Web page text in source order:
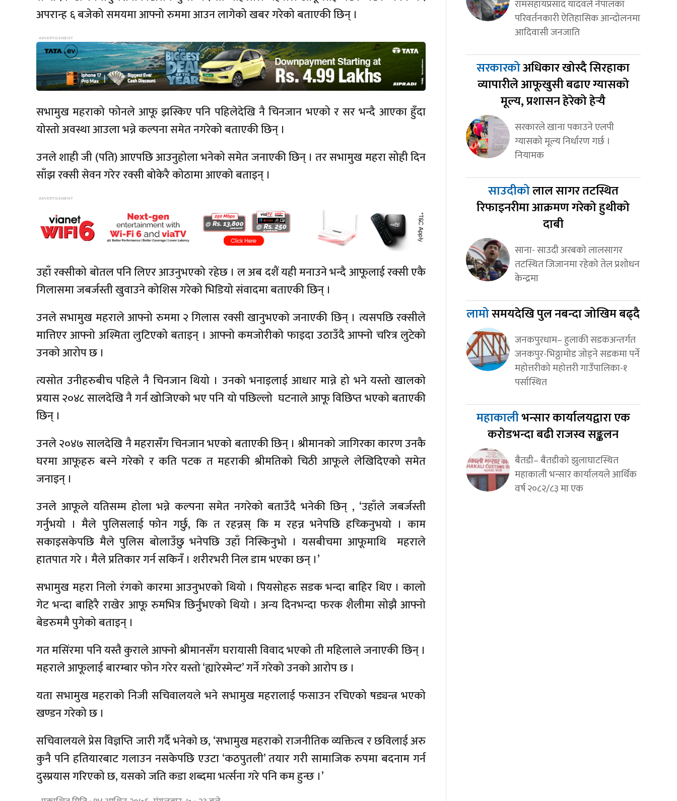
अपरान्ह ६ बजेको समयमा आफ्नो रुममा आउन लागेको खबर गरेको बताएकी छिन् ।
सभामुख महराको फोनले आफू झस्किए पनि पहिलेदेखि नै चिनजान भएको र सर भन्दै आएका हुँदा
योस्तो अवस्था आउला भन्ने कल्पना समेत नगरेको बताएकी छिन् ।
उनले शाही जी (पति) आएपछि आउनुहोला भनेको समेत जनाएकी छिन् । तर सभामुख महरा सोही दिन
साँझ रक्सी सेवन गरेर रक्सी बोकेरै कोठामा आएको बताइन् ।
उहाँ रक्सीको बोतल पनि लिएर आउनुभएको रहेछ । ल अब दशैं यही मनाउने भन्दै आफूलाई रक्सी एकै
गिलासमा जबर्जस्ती खुवाउने कोशिस गरेको भिडियो संवादमा बताएकी छिन् ।
उनले सभामुख महराले आफ्नो रुममा २ गिलास रक्सी खानुभएको जनाएकी छिन् । त्यसपछि रक्सीले
मात्तिएर आफ्नो अश्मिता लुटिएको बताइन् । आफ्नो कमजोरीको फाइदा उठाउँदै आफ्नो चरित्र लुटेको
उनको आरोप छ ।
त्यसोत उनीहरुबीच पहिले नै चिनजान थियो । उनको भनाइलाई आधार मान्ने हो भने यस्तो खालको
प्रयास २०४८ सालदेखि नै गर्न खोजिएको भए पनि यो पछिल्लो घटनाले आफू विछिप्त भएको बताएकी
छिन् ।
उनले २०४७ सालदेखि नै महरासँग चिनजान भएको बताएकी छिन् । श्रीमानको जागिरका कारण उनकै
घरमा आफूहरु बस्ने गरेको र कति पटक त महराकी श्रीमतिको चिठी आफूले लेखिदिएको समेत
जनाइन् ।
उनले आफूले यतिसम्म होला भन्ने कल्पना समेत नगरेको बताउँदै भनेकी छिन् , ‘उहाँले जबर्जस्ती
गर्नुभयो । मैले पुलिसलाई फोन गर्छु, कि त रहन्नस् कि म रहन्न भनेपछि हच्किनुभयो । काम
सकाइसकेपछि मैले पुलिस बोलाउँछु भनेपछि उहाँ निस्किनुभो । यसबीचमा आफूमाथि महराले
हातपात गरे । मैले प्रतिकार गर्न सकिनँ । शरीरभरी निल डाम भएका छन् ।’
सभामुख महरा निलो रंगको कारमा आउनुभएको थियो । पियसोहरु सडक भन्दा बाहिर थिए । कालो
गेट भन्दा बाहिरै राखेर आफू रुमभित्र छिर्नुभएको थियो । अन्य दिनभन्दा फरक शैलीमा सोझै आफ्नो
बेडरुममै पुगेको बताइन् ।
गत मसिंरमा पनि यस्तै कुराले आफ्नो श्रीमानसँग घरायासी विवाद भएको ती महिलाले जनाएकी छिन् ।
महराले आफूलाई बारम्बार फोन गरेर यस्तो ‘ह्यारेस्मेन्ट’ गर्ने गरेको उनको आरोप छ ।
यता सभामुख महराको निजी सचिवालयले भने सभामुख महरालाई फसाउन रचिएको षड्यन्त्र भएको
खण्डन गरेको छ ।
सचिवालयले प्रेस विज्ञप्ति जारी गर्दै भनेको छ, ‘सभामुख महराको राजनीतिक व्यक्तित्व र छविलाई अरु
कुनै पनि हतियारबाट गलाउन नसकेपछि एउटा ‘कठपुतली’ तयार गरी सामाजिक रुपमा बदनाम गर्न
दुस्प्रयास गरिएको छ, यसको जति कडा शब्दमा भर्त्सना गरे पनि कम हुन्छ ।’
रामसहायप्रसाद यादवले नेपालका
परिवर्तनकारी ऐतिहासिक आन्दोलनमा
आदिवासी जनजाति
सरकारकोअधिकार खोस्दै सिरहाका
व्यापारीले आफूखुसी बढाए ग्यासको
मूल्य, प्रशासन हेरेको हेर्‍यै
सरकारले खाना पकाउने एलपी
ग्यासको मूल्य निर्धारण गर्छ ।
नियामक
साउदीकोलाल सागर तटस्थित
रिफाइनरीमा आक्रमण गरेको हुथीको
दाबी
साना- साउदी अरबको लालसागर
तटस्थित जिजानमा रहेको तेल प्रशोधन
केन्द्रमा
लामोसमयदेखि पुल नबन्दा जोखिम बढ्दै
जनकपुरधाम– हुलाकी सडकअन्तर्गत
जनकपुर-भिठ्ठामोड जोड्ने सडकमा पर्ने
महोत्तरीको महोत्तरी गाउँपालिका-१
पर्सास्थित
महाकालीभन्सार कार्यालयद्वारा एक
करोडभन्दा बढी राजस्व सङ्कलन
बैतडी– बैतडीको झुलाघाटस्थित
महाकाली भन्सार कार्यालयले आर्थिक
वर्ष २०८२/८३ मा एक